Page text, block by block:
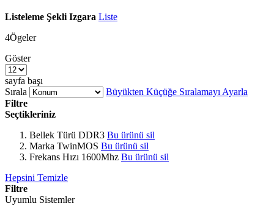
Listeleme Şekli Izgara Liste
4Ögeler
Göster
sayfa başı
Sırala
Büyükten Küçüğe Sıralamayı Ayarla
Filtre
Seçtikleriniz
Bellek Türü DDR3 Bu ürünü sil
Marka TwinMOS Bu ürünü sil
Frekans Hızı 1600Mhz Bu ürünü sil
Hepsini Temizle
Filtre
Uyumlu Sistemler